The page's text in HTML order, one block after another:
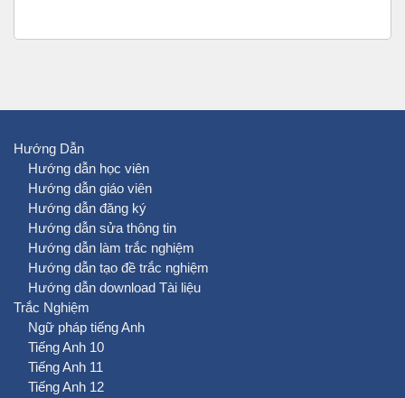
Hướng Dẫn
Hướng dẫn học viên
Hướng dẫn giáo viên
Hướng dẫn đăng ký
Hướng dẫn sửa thông tin
Hướng dẫn làm trắc nghiệm
Hướng dẫn tạo đề trắc nghiệm
Hướng dẫn download Tài liệu
Trắc Nghiệm
Ngữ pháp tiếng Anh
Tiếng Anh 10
Tiếng Anh 11
Tiếng Anh 12